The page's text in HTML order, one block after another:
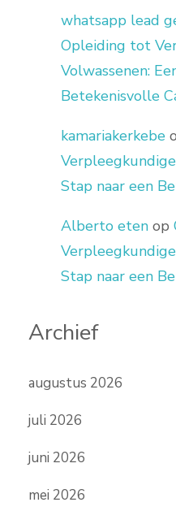
whatsapp lead
Opleiding tot
Volwassenen:
Betekenisvolle
kamariakerkebe
Stap naar een
Alberto eten op
Stap naar een
Archief
augustus 2026
juli 2026
juni 2026
mei 2026